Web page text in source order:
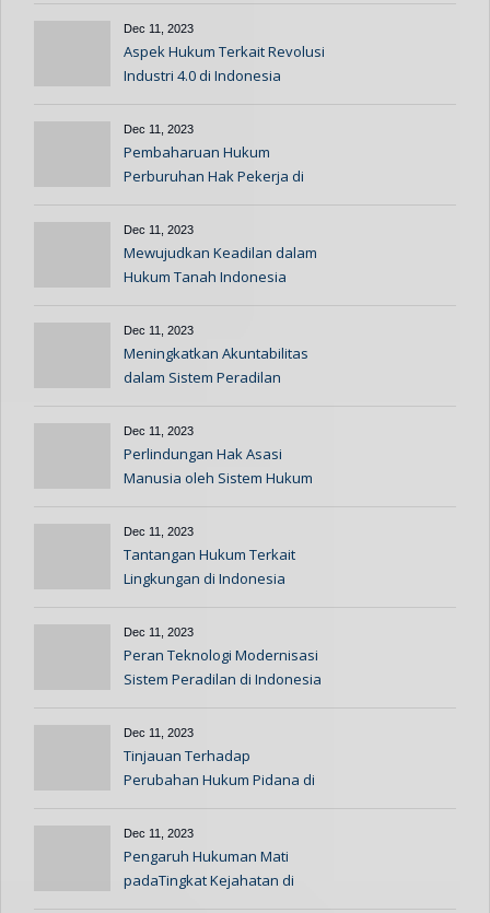
Dec 11, 2023
Aspek Hukum Terkait Revolusi
Industri 4.0 di Indonesia
Dec 11, 2023
Pembaharuan Hukum
Perburuhan Hak Pekerja di
Dec 11, 2023
Mewujudkan Keadilan dalam
Hukum Tanah Indonesia
Dec 11, 2023
Meningkatkan Akuntabilitas
dalam Sistem Peradilan
Dec 11, 2023
Perlindungan Hak Asasi
Manusia oleh Sistem Hukum
Dec 11, 2023
Tantangan Hukum Terkait
Lingkungan di Indonesia
Dec 11, 2023
Peran Teknologi Modernisasi
Sistem Peradilan di Indonesia
Dec 11, 2023
Tinjauan Terhadap
Perubahan Hukum Pidana di
Dec 11, 2023
Pengaruh Hukuman Mati
padaTingkat Kejahatan di